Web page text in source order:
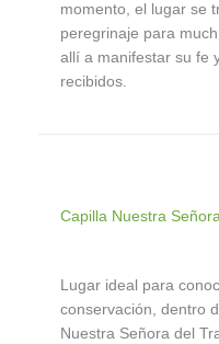
momento, el lugar se
peregrinaje para
allí a manifestar su fe
recibidos.
Capilla Nuestra
Lugar ideal para
conservación, dentro
Nuestra Señora del